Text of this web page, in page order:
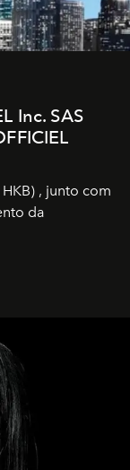
Inc. SAS
, junto com
da